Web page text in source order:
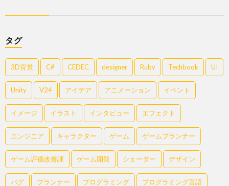
タグ
3D背景 C# CEDEC designer Ruby Techbook UI
Unity V24 アイデア アニメーション イベント
イメージ イラスト インタビュー エフェクト
エンジニア キャラクター ゲーム ゲームプランナー
ゲーム評価改善課 ゲーム開発 シェーダー デザイン
バグ プランナー プログラミング プログラミング言語